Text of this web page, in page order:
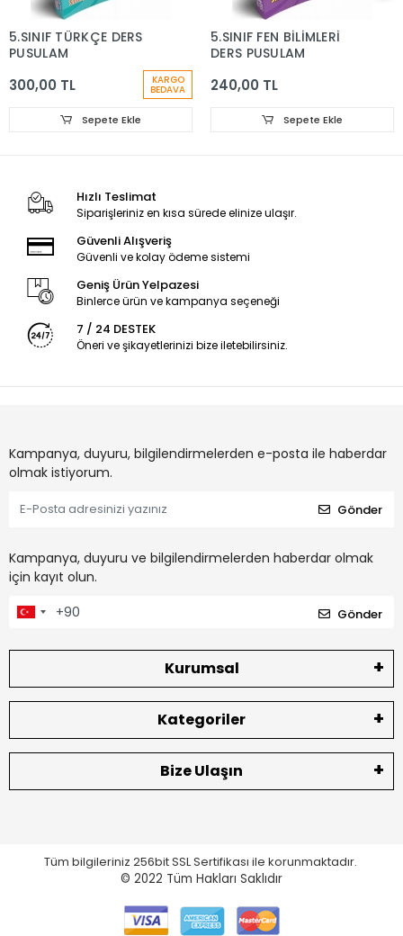
5.SINIF TÜRKÇE DERS
PUSULAM
300,00 TL KARGO
BEDAVA
Sepete Ekle
5.SINIF FEN BİLİMLERİ
DERS PUSULAM
240,00 TL
Sepete Ekle
Hızlı Teslimat
Siparişleriniz en kısa sürede elinize ulaşır.
Güvenli Alışveriş
Güvenli ve kolay ödeme sistemi
Geniş Ürün Yelpazesi
Binlerce ürün ve kampanya seçeneği
7 / 24 DESTEK
Öneri ve şikayetlerinizi bize iletebilirsiniz.
Kampanya, duyuru, bilgilendirmelerden e-posta ile haberdar
olmak istiyorum.
Gönder
Kampanya, duyuru ve bilgilendirmelerden haberdar olmak
için kayıt olun.
Gönder
Kurumsal
Kategoriler
Bize Ulaşın
Tüm bilgileriniz 256bit SSL Sertifikası ile korunmaktadır.
© 2022 Tüm Hakları Saklıdır